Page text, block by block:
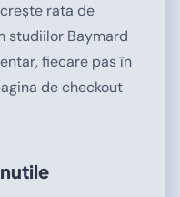
rata de
studiilor Baymard
fiecare pas în
de checkout